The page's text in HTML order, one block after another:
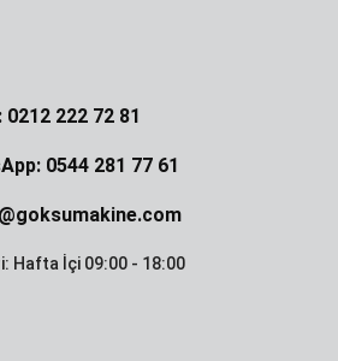
222 72 81
0544 281 77 61
Hafta İçi 09:00 - 18:00